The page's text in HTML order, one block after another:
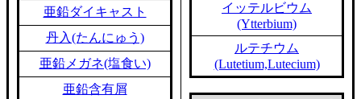
亜鉛ダイキャスト
丹入(たんにゅう)
亜鉛メガネ(塩食い)
亜鉛含有屑
イッテルビウム
(Ytterbium)
ルテチウム
(Lutetium,Lutecium)